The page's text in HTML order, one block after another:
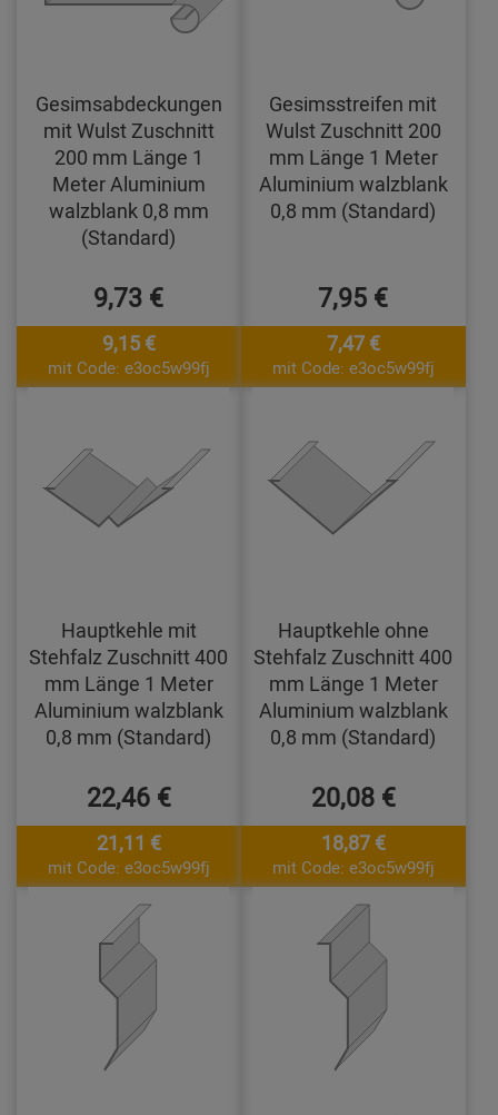
Gesimsabdeckungen
mit Wulst Zuschnitt
200 mm Länge 1
Meter Aluminium
walzblank 0,8 mm
(Standard)
9,73 €
9,15 €
mit Code: e3oc5w99fj
Gesimsstreifen mit
Wulst Zuschnitt 200
mm Länge 1 Meter
Aluminium walzblank
0,8 mm (Standard)
7,95 €
7,47 €
mit Code: e3oc5w99fj
Hauptkehle mit
Stehfalz Zuschnitt 400
mm Länge 1 Meter
Aluminium walzblank
0,8 mm (Standard)
22,46 €
21,11 €
mit Code: e3oc5w99fj
Hauptkehle ohne
Stehfalz Zuschnitt 400
mm Länge 1 Meter
Aluminium walzblank
0,8 mm (Standard)
20,08 €
18,87 €
mit Code: e3oc5w99fj